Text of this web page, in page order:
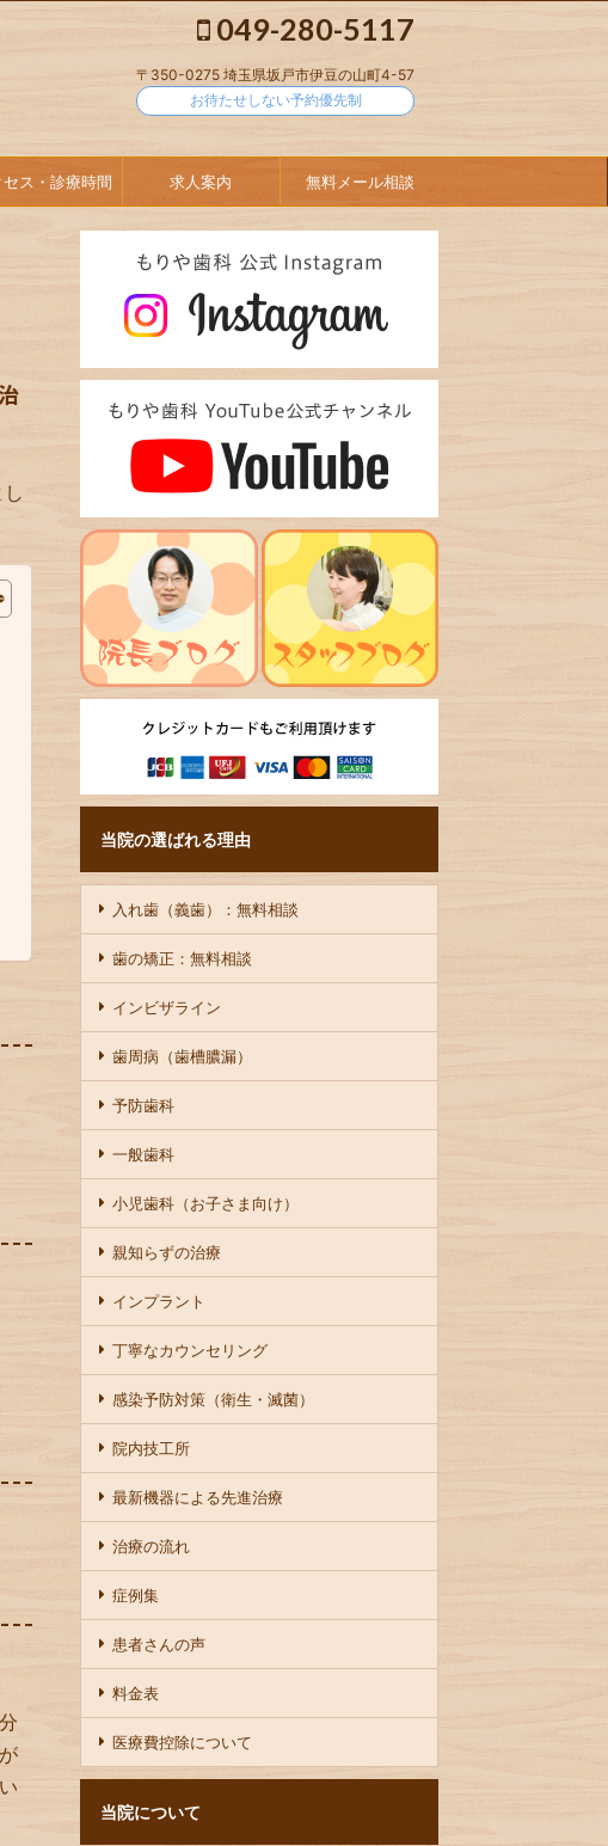
049-280-5117
〒350-0275 埼玉県坂戸市伊豆の山町4-57
お待たせしない予約優先制
セス・診療時間 求人案内 無料メール相談
当院の選ばれる理由
入れ歯（義歯）：無料相談
歯の矯正：無料相談
インビザライン
歯周病（歯槽膿漏）
予防歯科
一般歯科
小児歯科（お子さま向け）
親知らずの治療
インプラント
丁寧なカウンセリング
感染予防対策（衛生・滅菌）
院内技工所
最新機器による先進治療
治療の流れ
症例集
患者さんの声
料金表
医療費控除について
当院について